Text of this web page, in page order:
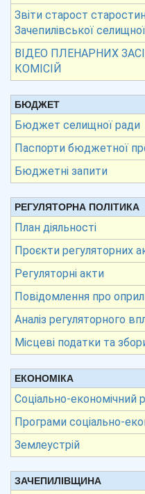
Звіти старост
Зачепилівської
ВІДЕО ПЛЕНАРНИХ
КОМІСІЙ
БЮДЖЕТ
Бюджет селищної ради
Паспорти бюджетної
Бюджетні запити
РЕГУЛЯТОРНА ПОЛІТИКА
План діяльності
Проєкти регуляторних
Регуляторні акти
Повідомлення про
Аналіз регуляторного
Місцеві податки та
ЕКОНОМІКА
Соціально-економічний
Програми соціально-
Землеустрій
ЗАЧЕПИЛІВЩИНА